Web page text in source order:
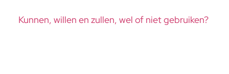
Kunnen, willen en zullen, wel of niet gebruiken?